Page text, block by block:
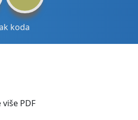
koda
PDF